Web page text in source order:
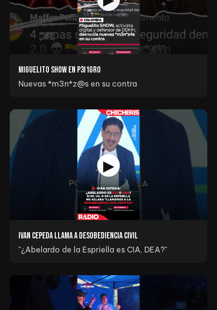
Miguelito Show en p3I1gr0
Nuevas *m3n*z@s en su contra
Ivan Cepeda llama a Desobediencia Civil
"¿Abelardo de la Espriella es CIA, DEA?"